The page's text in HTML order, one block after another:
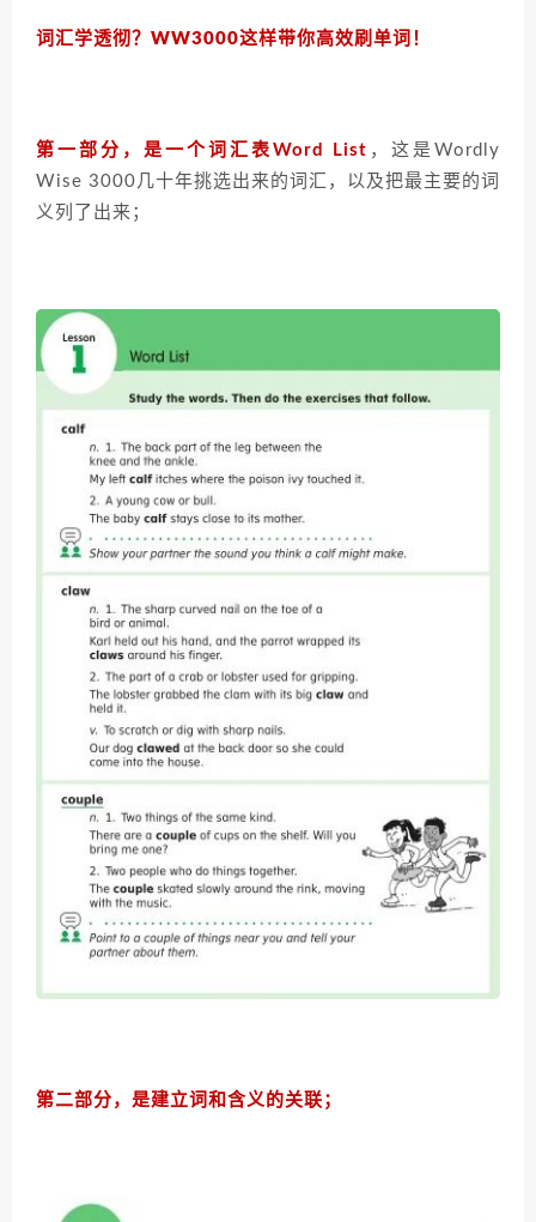
词汇学透彻？ WW3000这样带你高效刷单词！
第一部分，是一个词汇表Word List ，这是Wordly
Wise 3000几十年挑选出来的词汇，以及把最主要的词
义列了出来；
第二部分，是建立词和含义的关联；